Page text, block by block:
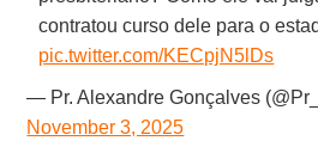
contratou curso dele para o
pic.twitter.com/KECpjN5lDs
— Pr. Alexandre Gonçalves
November 3, 2025